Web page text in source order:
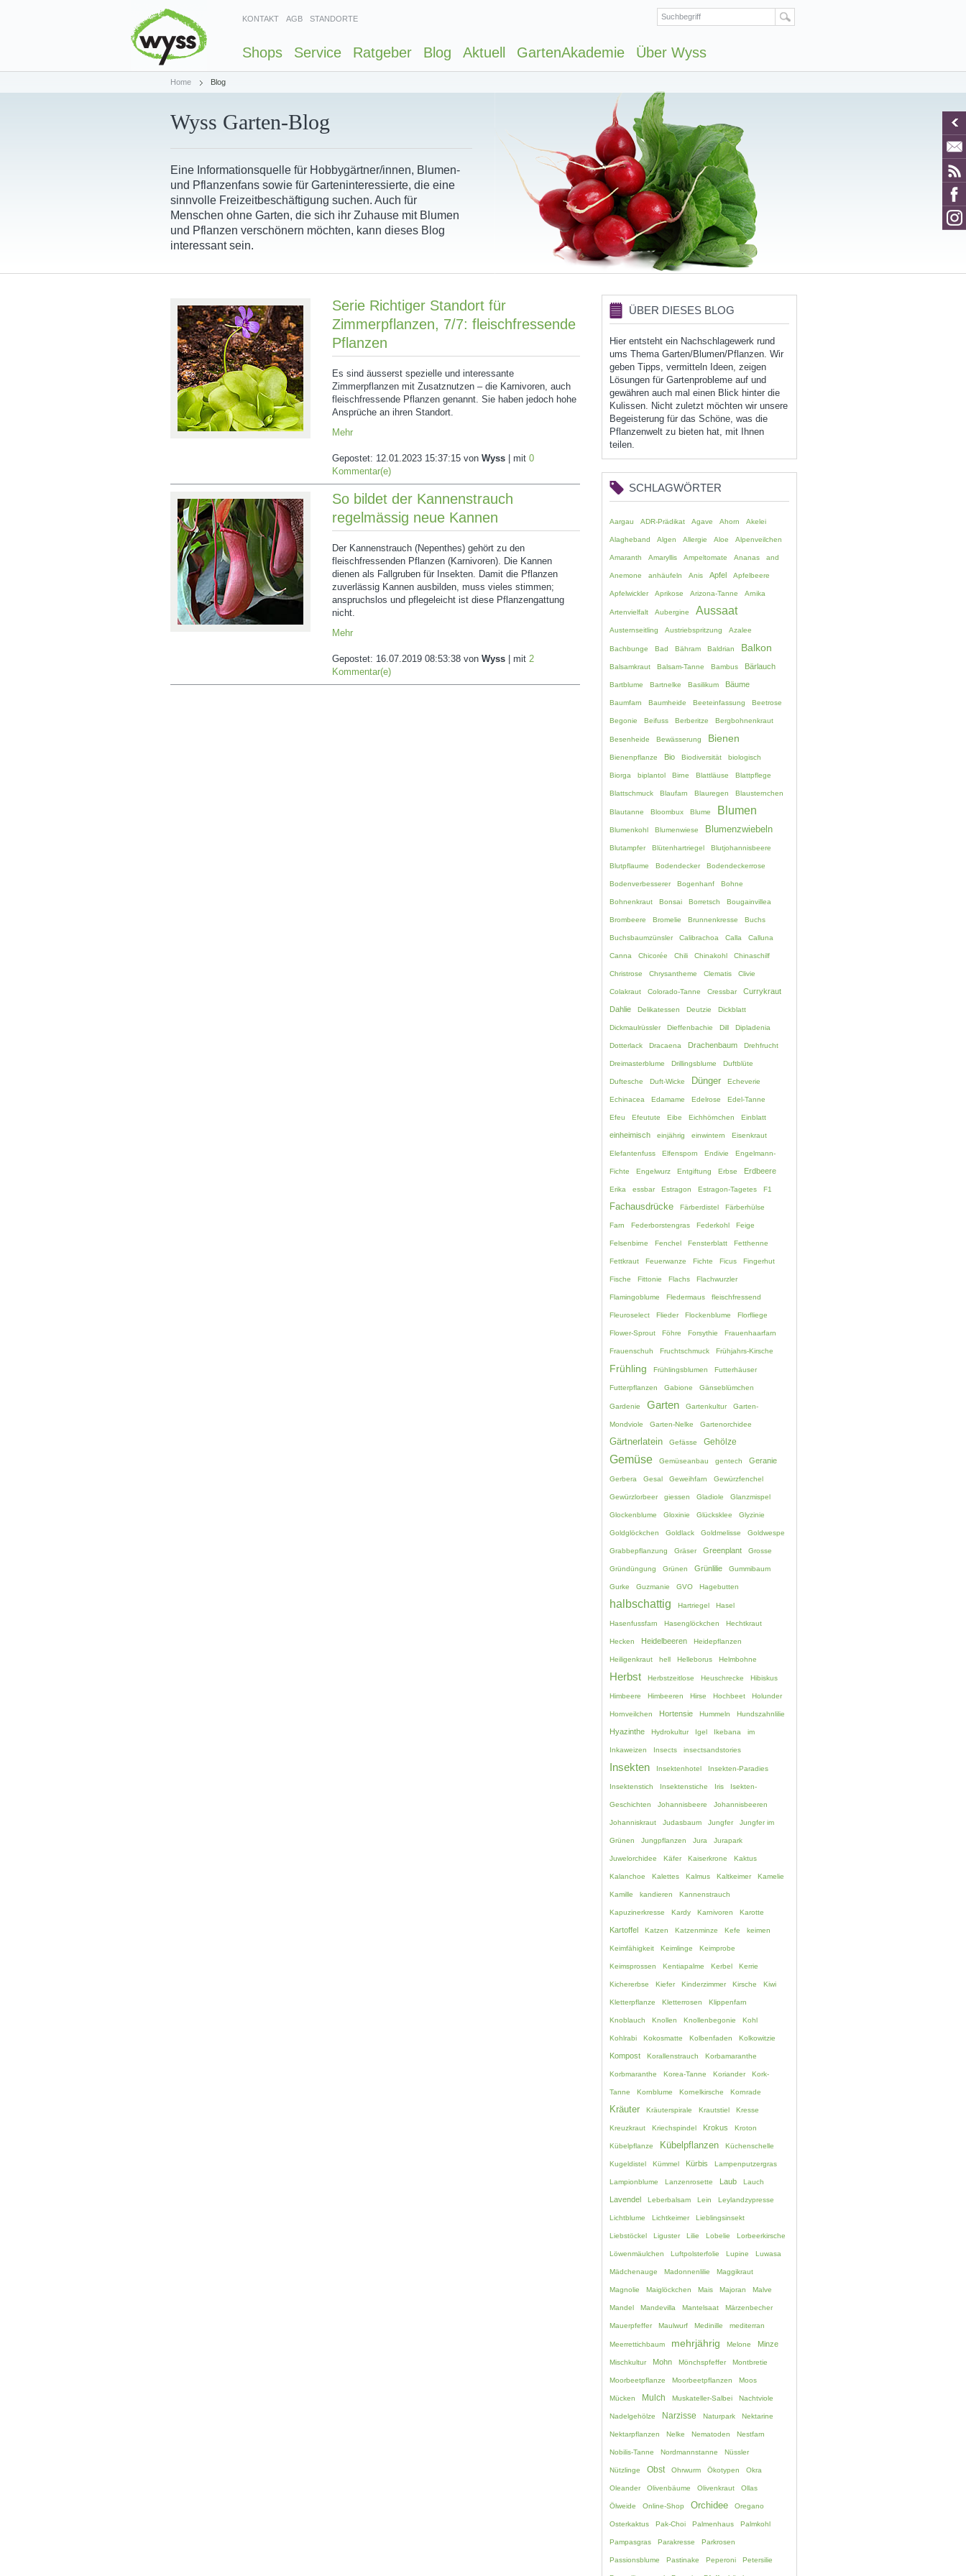
KONTAKT AGB STANDORTE
Shops Service Ratgeber Blog Aktuell GartenAkademie Über Wyss
Home Blog
Wyss Garten-Blog
Eine Informationsquelle für Hobbygärtner/innen, Blumen-
und Pflanzenfans sowie für Garteninteressierte, die eine
sinnvolle Freizeitbeschäftigung suchen. Auch für
Menschen ohne Garten, die sich ihr Zuhause mit Blumen
und Pflanzen verschönern möchten, kann dieses Blog
interessant sein.
Serie Richtiger Standort für
Zimmerpflanzen, 7/7: fleischfressende
Pflanzen
Es sind äusserst spezielle und interessante
Zimmerpflanzen mit Zusatznutzen – die Karnivoren, auch
fleischfressende Pflanzen genannt. Sie haben jedoch hohe
Ansprüche an ihren Standort.
Mehr
Gepostet: 12.01.2023 15:37:15 von Wyss | mit 0
Kommentar(e)
So bildet der Kannenstrauch
regelmässig neue Kannen
Der Kannenstrauch (Nepenthes) gehört zu den
fleischfressenden Pflanzen (Karnivoren). Die Kannen
dienen als Fallgruben für Insekten. Damit die Pflanzen
zuverlässig Kannen ausbilden, muss vieles stimmen;
anspruchslos und pflegeleicht ist diese Pflanzengattung
nicht.
Mehr
Gepostet: 16.07.2019 08:53:38 von Wyss | mit 2
Kommentar(e)
ÜBER DIESES BLOG
Hier entsteht ein Nachschlagewerk rund
ums Thema Garten/Blumen/Pflanzen. Wir
geben Tipps, vermitteln Ideen, zeigen
Lösungen für Gartenprobleme auf und
gewähren auch mal einen Blick hinter die
Kulissen. Nicht zuletzt möchten wir unsere
Begeisterung für das Schöne, was die
Pflanzenwelt zu bieten hat, mit Ihnen
teilen.
SCHLAGWÖRTER
Aargau ADR-Prädikat Agave Ahorn Akelei
Alagheband Algen Allergie Aloe Alpenveilchen
Amaranth Amaryllis Ampeltomate Ananas and
Anemone anhäufeln Anis Apfel Apfelbeere
Apfelwickler Aprikose Arizona-Tanne Arnika
Artenvielfalt Aubergine Aussaat
Austernseitling Austriebspritzung Azalee
Bachbunge Bad Bähram Baldrian Balkon
Balsamkraut Balsam-Tanne Bambus Bärlauch
Bartblume Bartnelke Basilikum Bäume
Baumfarn Baumheide Beeteinfassung Beetrose
Begonie Beifuss Berberitze Bergbohnenkraut
Besenheide Bewässerung Bienen
Bienenpflanze Bio Biodiversität biologisch
Biorga biplantol Birne Blattläuse Blattpflege
Blattschmuck Blaufarn Blauregen Blausternchen
Blautanne Bloombux Blume Blumen
Blumenkohl Blumenwiese Blumenzwiebeln
Blutampfer Blütenhartriegel Blutjohannisbeere
Blutpflaume Bodendecker Bodendeckerrose
Bodenverbesserer Bogenhanf Bohne
Bohnenkraut Bonsai Borretsch Bougainvillea
Brombeere Bromelie Brunnenkresse Buchs
Buchsbaumzünsler Calibrachoa Calla Calluna
Canna Chicorée Chili Chinakohl Chinaschilf
Christrose Chrysantheme Clematis Clivie
Colakraut Colorado-Tanne Cressbar Currykraut
Dahlie Delikatessen Deutzie Dickblatt
Dickmaulrüssler Dieffenbachie Dill Dipladenia
Dotterlack Dracaena Drachenbaum Drehfrucht
Dreimasterblume Drillingsblume Duftblüte
Duftesche Duft-Wicke Dünger Echeverie
Echinacea Edamame Edelrose Edel-Tanne
Efeu Efeutute Eibe Eichhörnchen Einblatt
einheimisch einjährig einwintern Eisenkraut
Elefantenfuss Elfensporn Endivie Engelmann-
Fichte Engelwurz Entgiftung Erbse Erdbeere
Erika essbar Estragon Estragon-Tagetes F1
Fachausdrücke Färberdistel Färberhülse
Farn Federborstengras Federkohl Feige
Felsenbirne Fenchel Fensterblatt Fetthenne
Fettkraut Feuerwanze Fichte Ficus Fingerhut
Fische Fittonie Flachs Flachwurzler
Flamingoblume Fledermaus fleischfressend
Fleuroselect Flieder Flockenblume Florfliege
Flower-Sprout Föhre Forsythie Frauenhaarfarn
Frauenschuh Fruchtschmuck Frühjahrs-Kirsche
Frühling Frühlingsblumen Futterhäuser
Futterpflanzen Gabione Gänseblümchen
Gardenie Garten Gartenkultur Garten-
Mondviole Garten-Nelke Gartenorchidee
Gärtnerlatein Gefässe Gehölze
Gemüse Gemüseanbau gentech Geranie
Gerbera Gesal Geweihfarn Gewürzfenchel
Gewürzlorbeer giessen Gladiole Glanzmispel
Glockenblume Gloxinie Glücksklee Glyzinie
Goldglöckchen Goldlack Goldmelisse Goldwespe
Grabbepflanzung Gräser Greenplant Grosse
Gründüngung Grünen Grünlilie Gummibaum
Gurke Guzmanie GVO Hagebutten
halbschattig Hartriegel Hasel
Hasenfussfarn Hasenglöckchen Hechtkraut
Hecken Heidelbeeren Heidepflanzen
Heiligenkraut hell Helleborus Helmbohne
Herbst Herbstzeitlose Heuschrecke Hibiskus
Himbeere Himbeeren Hirse Hochbeet Holunder
Hornveilchen Hortensie Hummeln Hundszahnlilie
Hyazinthe Hydrokultur Igel Ikebana im
Inkaweizen Insects insectsandstories
Insekten Insektenhotel Insekten-Paradies
Insektenstich Insektenstiche Iris Isekten-
Geschichten Johannisbeere Johannisbeeren
Johanniskraut Judasbaum Jungfer Jungfer im
Grünen Jungpflanzen Jura Jurapark
Juwelorchidee Käfer Kaiserkrone Kaktus
Kalanchoe Kalettes Kalmus Kaltkeimer Kamelie
Kamille kandieren Kannenstrauch
Kapuzinerkresse Kardy Karnivoren Karotte
Kartoffel Katzen Katzenminze Kefe keimen
Keimfähigkeit Keimlinge Keimprobe
Keimsprossen Kentiapalme Kerbel Kerrie
Kichererbse Kiefer Kinderzimmer Kirsche Kiwi
Kletterpflanze Kletterrosen Klippenfarn
Knoblauch Knollen Knollenbegonie Kohl
Kohlrabi Kokosmatte Kolbenfaden Kolkowitzie
Kompost Korallenstrauch Korbamaranthe
Korbmaranthe Korea-Tanne Koriander Kork-
Tanne Kornblume Kornelkirsche Kornrade
Kräuter Kräuterspirale Krautstiel Kresse
Kreuzkraut Kriechspindel Krokus Kroton
Kübelpflanze Kübelpflanzen Küchenschelle
Kugeldistel Kümmel Kürbis Lampenputzergras
Lampionblume Lanzenrosette Laub Lauch
Lavendel Leberbalsam Lein Leylandzypresse
Lichtblume Lichtkeimer Lieblingsinsekt
Liebstöckel Liguster Lilie Lobelie Lorbeerkirsche
Löwenmäulchen Luftpolsterfolie Lupine Luwasa
Mädchenauge Madonnenlilie Maggikraut
Magnolie Maiglöckchen Mais Majoran Malve
Mandel Mandevilla Mantelsaat Märzenbecher
Mauerpfeffer Maulwurf Medinille mediterran
Meerrettichbaum mehrjährig Melone Minze
Mischkultur Mohn Mönchspfeffer Montbretie
Moorbeetpflanze Moorbeetpflanzen Moos
Mücken Mulch Muskateller-Salbei Nachtviole
Nadelgehölze Narzisse Naturpark Nektarine
Nektarpflanzen Nelke Nematoden Nestfarn
Nobilis-Tanne Nordmannstanne Nüssler
Nützlinge Obst Ohrwurm Ökotypen Okra
Oleander Olivenbäume Olivenkraut Ollas
Ölweide Online-Shop Orchidee Oregano
Osterkaktus Pak-Choi Palmenhaus Palmkohl
Pampasgras Parakresse Parkrosen
Passionsblume Pastinake Peperoni Petersilie